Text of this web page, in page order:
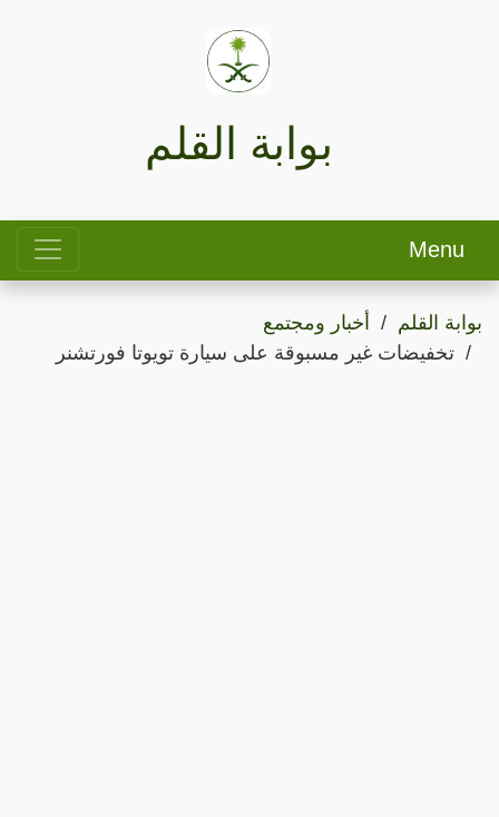
بوابة القلم
Menu
بوابة القلم
أخبار ومجتمع
تخفيضات غير مسبوقة على سيارة تويوتا فورتشنر